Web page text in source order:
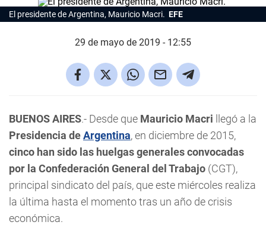
El presidente de Argentina, Mauricio Macri. EFE
29 de mayo de 2019 - 12:55
BUENOS AIRES.- Desde que Mauricio Macri llegó a la
Presidencia deArgentina, en diciembre de 2015,
cinco han sido las huelgas generales convocadas
por la Confederación General del Trabajo (CGT),
principal sindicato del país, que este miércoles realiza
la última hasta el momento tras un año de crisis
económica.